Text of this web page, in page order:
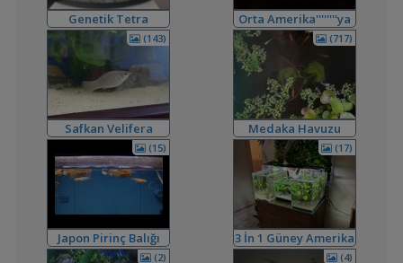
Yeni Üye Forumu
Ne YapmalıyımHidro Dinamik
Yeni Üye Forumu
Balkondaki Pondum Çok Isınıyor. SaviaSora
Bitki Akvaryumları Genel
3'lü Kartuş + Ro Filtre Sistemi Borulamasıflanormimar,
15:11
Filtreleme Seçenekleri
3in1 Güney Amerika Tankları Ve Vertikal Bahçe
bendeniztayfun,14:42
Akvaryum Tanıtımı
Sobo 901f Ultra Viole 800 Lt ,11:22
Filtreleme Seçenekleri
200 Litre Yeni Bitkili Tankım volkangunes,11:06
Akvaryum Tanıtımı
Genetik Tetra
(143)
Safkan Velifera
(15)
Japon Pirinç Balığı
(japanese Rice Fish)
(2)
Orta Amerika''''''''ya
Dönüş
(717)
Medaka Havuzu
(17)
3 İn 1 Güney Amerika
Tanklarım
(4)